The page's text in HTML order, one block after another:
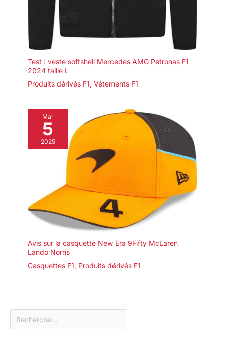
Test : veste softshell Mercedes AMG Petronas F1
2024 taille L
Produits dérivés F1, Vétements F1
Mar
5
2025
Avis sur la casquette New Era 9Fifty McLaren
Lando Norris
Casquettes F1, Produits dérivés F1